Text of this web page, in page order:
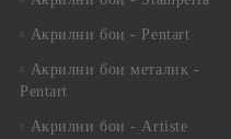
Акрилни бои - Pentart
Акрилни бои металик -
Pentart
Акрилни бои - Artiste